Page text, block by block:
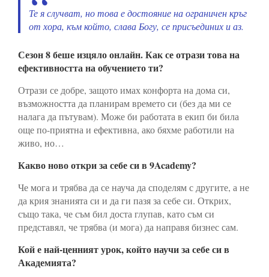
Те я случват, но това е достояние на ограничен кръг
от хора, към който, слава Богу, се присъединих и аз.
Сезон 8 беше изцяло онлайн. Как се отрази това на
ефективността на обучението ти?
Отрази се добре, защото имах конфорта на дома си,
възможността да планирам времето си (без да ми се
налага да пътувам). Може би работата в екип би била
още по-приятна и ефективна, ако бяхме работили на
живо, но…
Какво ново откри за себе си в 9Academy?
Че мога и трябва да се науча да споделям с другите, а не
да крия знанията си и да ги пазя за себе си. Открих,
също така, че съм бил доста глупав, като съм си
представял, че трябва (и мога) да направя бизнес сам.
Кой е най-ценният урок, който научи за себе си в
Академията?